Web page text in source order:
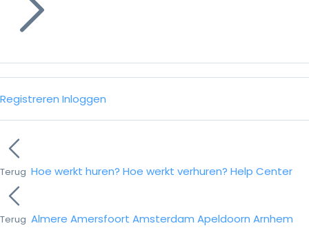
Registreren Inloggen
Terug Hoe werkt huren? Hoe werkt verhuren? Help Center
Terug Almere Amersfoort Amsterdam Apeldoorn Arnhem